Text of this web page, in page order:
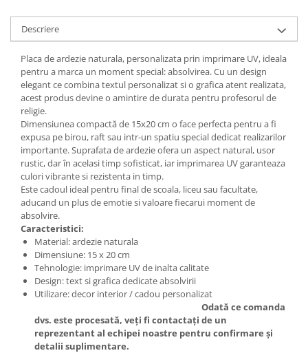
Descriere
Placa de ardezie naturala, personalizata prin imprimare UV, ideala
pentru a marca un moment special: absolvirea. Cu un design
elegant ce combina textul personalizat si o grafica atent realizata,
acest produs devine o amintire de durata pentru profesorul de
religie.
Dimensiunea compactă de 15x20 cm o face perfecta pentru a fi
expusa pe birou, raft sau intr-un spatiu special dedicat realizarilor
importante. Suprafata de ardezie ofera un aspect natural, usor
rustic, dar în acelasi timp sofisticat, iar imprimarea UV garanteaza
culori vibrante si rezistenta in timp.
Este cadoul ideal pentru final de scoala, liceu sau facultate,
aducand un plus de emotie si valoare fiecarui moment de
absolvire.
Caracteristici:
Material: ardezie naturala
Dimensiune: 15 x 20 cm
Tehnologie: imprimare UV de inalta calitate
Design: text si grafica dedicate absolvirii
Utilizare: decor interior / cadou personalizat
Odată ce comanda
dvs. este procesată, veți fi contactați de un
reprezentant al echipei noastre pentru confirmare și
detalii suplimentare.